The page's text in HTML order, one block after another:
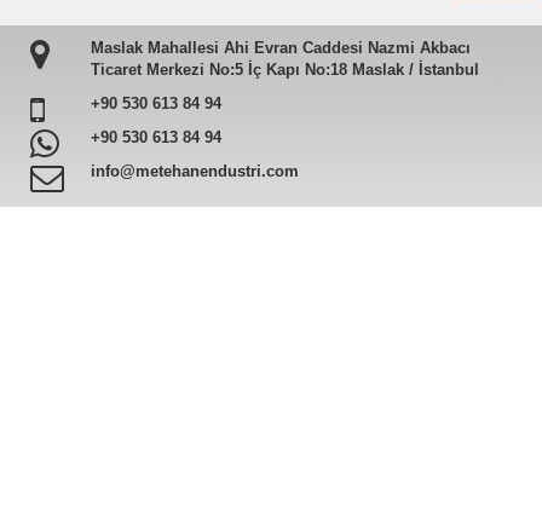
Maslak Mahallesi Ahi Evran Caddesi Nazmi Akbacı
Ticaret Merkezi No:5 İç Kapı No:18 Maslak / İstanbul
+90 530 613 84 94
+90 530 613 84 94
info@metehanendustri.com